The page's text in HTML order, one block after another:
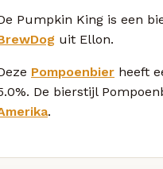
Pumpkin King is een
uit Ellon.
Pompoenbier heeft
De bierstijl
.